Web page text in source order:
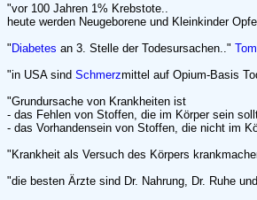
"vor 100 Jahren 1% Krebstote..
heute werden Neugeborene und Kleinkinder
" Diabetes an 3. Stelle der Todesursachen.."
"in USA sind Schmerzmittel auf Opium-Basis
"Grundursache von Krankheiten ist
- das Fehlen von Stoffen, die im Körper sein
- das Vorhandensein von Stoffen, die nicht im
"Krankheit als Versuch des Körpers
"die besten Ärzte sind Dr. Nahrung, Dr. Ruhe